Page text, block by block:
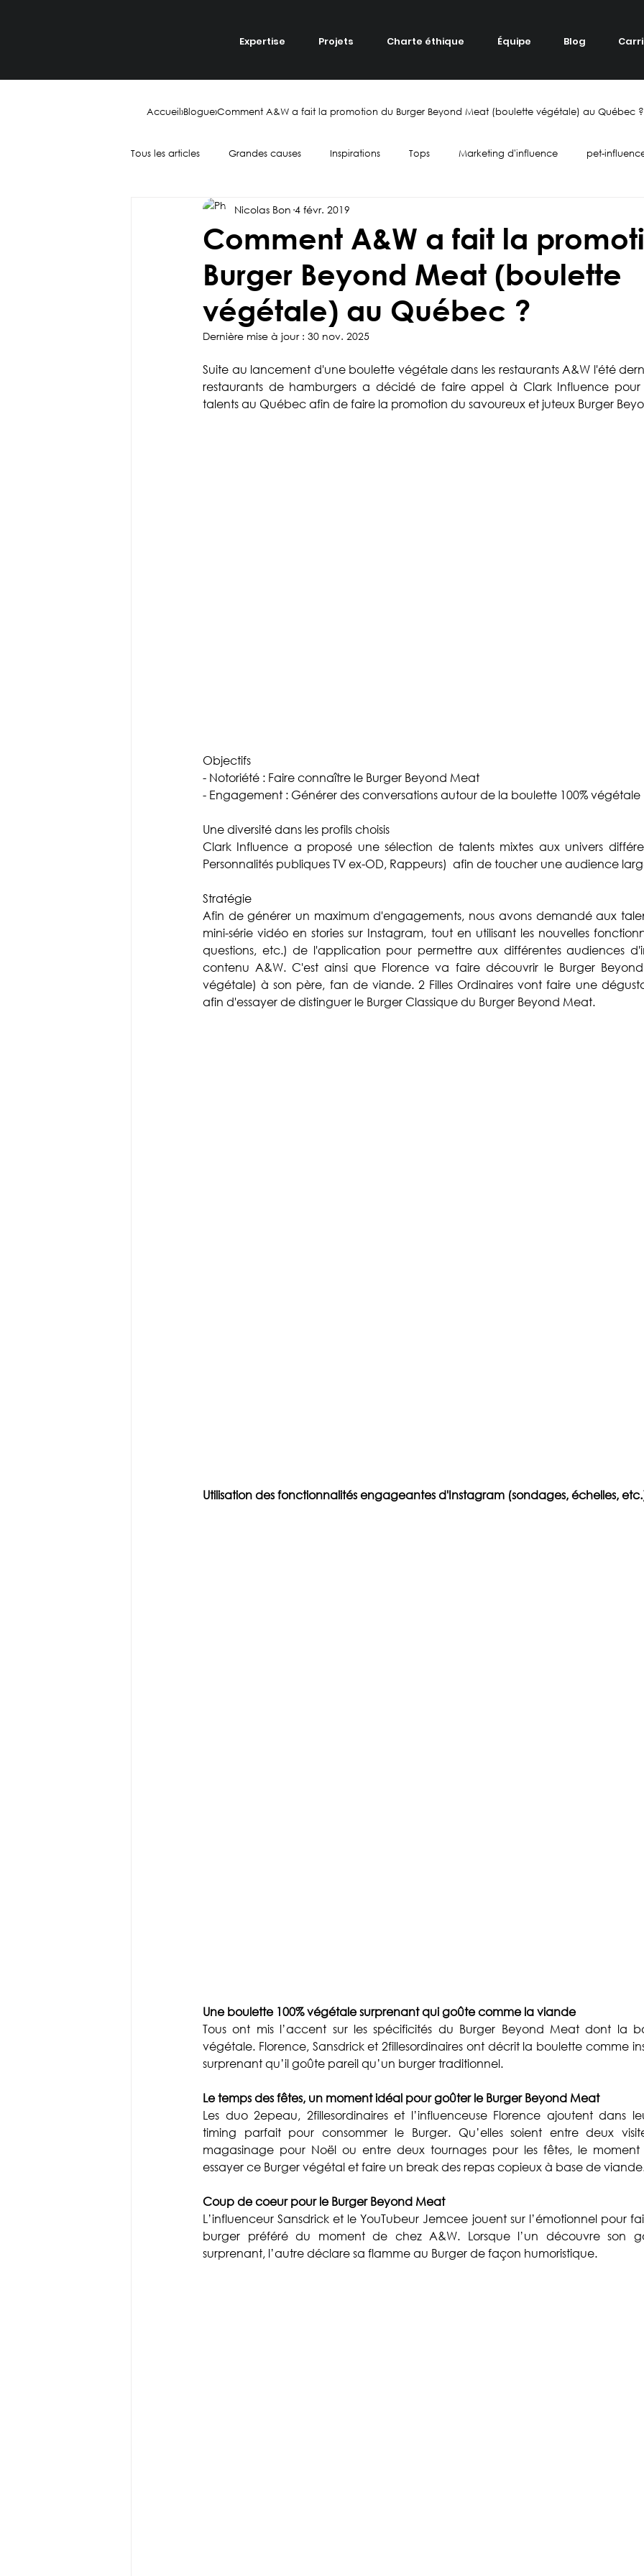
Expertise Projets Charte éthique Équipe Blog
Accueil›Blogue›Comment A&W a fait la promotion du Burger Beyond Meat (boulette végétale) au Québec ?
Tous les articles Grandes causes Inspirations Tops Marketing d'influence pet-
Réseaux sociaux Fashion
Tendances Influence Trend Food horreur localisation campagne
DIY
Comment A&W a fait la
Burger Beyond Meat (boulette
végétale) au Québec ?
Nicolas Bon 4 févr. 2019
Dernière mise à jour : 30 nov. 2025
Suite au lancement d'une boulette végétale dans les restaurants A&W l'été
restaurants de hamburgers a décidé de faire appel à Clark Influence pour
talents au Québec afin de faire la promotion du savoureux et juteux Burger
Objectifs
- Notoriété : Faire connaître le Burger Beyond Meat
- Engagement : Générer des conversations autour de la boulette 100% végétale
Une diversité dans les profils choisis
Clark Influence a proposé une sélection de talents mixtes aux univers
Personnalités publiques TV ex-OD, Rappeurs)  afin de toucher une audience
Stratégie
Afin de générer un maximum d'engagements, nous avons demandé aux
mini-série vidéo en stories sur Instagram, tout en utilisant les nouvelles
questions, etc.) de l'application pour permettre aux différentes audiences
contenu A&W. C'est ainsi que Florence va faire découvrir le Burger
végétale) à son père, fan de viande. 2 Filles Ordinaires vont faire une
afin d'essayer de distinguer le Burger Classique du Burger Beyond Meat.
Utilisation des fonctionnalités engageantes d'Instagram (sondages, échelles,
Une boulette 100% végétale surprenant qui goûte comme la viande
Tous ont mis l’accent sur les spécificités du Burger Beyond Meat dont la
végétale. Florence, Sansdrick et 2fillesordinaires ont décrit la boulette comme
surprenant qu’il goûte pareil qu’un burger traditionnel.
Le temps des fêtes, un moment idéal pour goûter le Burger Beyond Meat
Les duo 2epeau, 2fillesordinaires et l’influenceuse Florence ajoutent dans
timing parfait pour consommer le Burger. Qu’elles soient entre deux
magasinage pour Noël ou entre deux tournages pour les fêtes, le
essayer ce Burger végétal et faire un break des repas copieux à base de
Coup de coeur pour le Burger Beyond Meat
L’influenceur Sansdrick et le YouTubeur Jemcee jouent sur l’émotionnel pour
burger préféré du moment de chez A&W. Lorsque l’un découvre son
surprenant, l’autre déclare sa flamme au Burger de façon humoristique.